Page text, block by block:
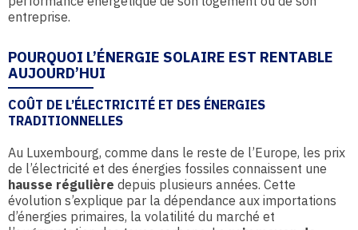
entreprise.
POURQUOI L’ÉNERGIE SOLAIRE EST RENTABLE
AUJOURD’HUI
COÛT DE L’ÉLECTRICITÉ ET DES ÉNERGIES
TRADITIONNELLES
Au Luxembourg, comme dans le reste de l’Europe, les prix
de l’électricité et des énergies fossiles connaissent une
hausse régulière depuis plusieurs années. Cette
évolution s’explique par la dépendance aux importations
d’énergies primaires, la volatilité du marché et